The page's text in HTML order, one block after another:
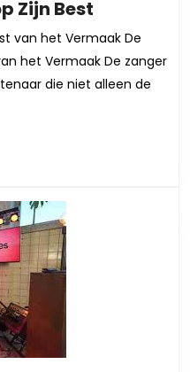
Zijn Best
Magie
van
de
Zanger
van het Vermaak De
het Vermaak De zanger
die niet alleen de